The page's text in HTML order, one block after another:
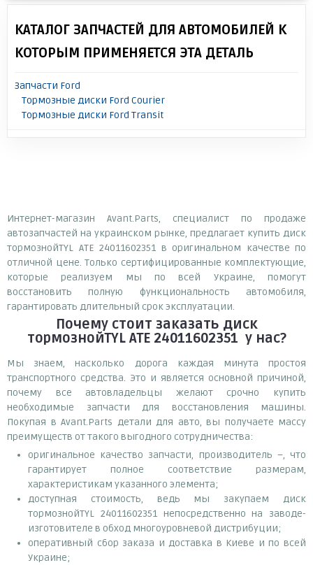
КАТАЛОГ ЗАПЧАСТЕЙ ДЛЯ АВТОМОБИЛЕЙ К
КОТОРЫМ ПРИМЕНЯЕТСЯ ЭТА ДЕТАЛЬ
Запчасти Ford
Тормозные диски Ford Courier
Тормозные диски Ford Transit
Интернет-магазин Avant.Parts, специалист по продаже
автозапчастей на украинском рынке, предлагает купить диск
тормознойTYL ATE 24011602351 в оригинальном качестве по
отличной цене. Только сертифицированные комплектующие,
которые реализуем мы по всей Украине, помогут
восстановить полную функциональность автомобиля,
гарантировать длительный срок эксплуатации.
Почему стоит заказать диск
тормознойTYL ATE 24011602351 у нас?
Мы знаем, насколько дорога каждая минута простоя
транспортного средства. Это и является основной причиной,
почему все автовладельцы желают срочно купить
необходимые запчасти для восстановления машины.
Покупая в Avant.Parts детали для авто, вы получаете массу
преимуществ от такого выгодного сотрудничества:
оригинальное качество запчасти, производитель –, что
гарантирует полное соответствие размерам,
характеристикам указанного элемента;
доступная стоимость, ведь мы закупаем диск
тормознойTYL 24011602351 непосредственно на заводе-
изготовителе в обход многоуровневой дистрибуции;
оперативный сбор заказа и доставка в Киеве и по всей
Украине;